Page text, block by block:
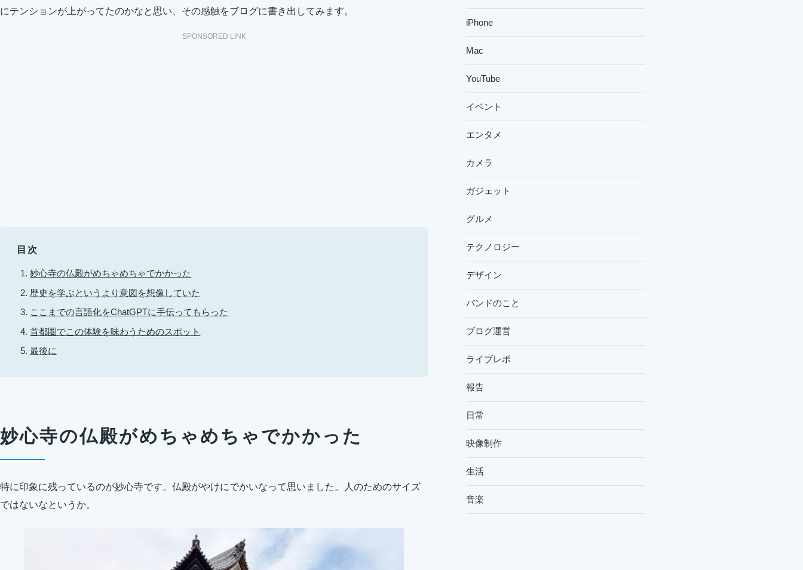
にテンションが上がってたのかなと思い、その感触をブログに書き出してみます。
SPONSORED LINK
目次
妙心寺の仏殿がめちゃめちゃでかかった
歴史を学ぶというより意図を想像していた
ここまでの言語化をChatGPTに手伝ってもらった
首都圏でこの体験を味わうためのスポット
最後に
妙心寺の仏殿がめちゃめちゃでかかった
特に印象に残っているのが妙心寺です。仏殿がやけにでかいなって思いました。人のためのサイズ
ではないなというか。
iPhone
Mac
YouTube
イベント
エンタメ
カメラ
ガジェット
グルメ
テクノロジー
デザイン
バンドのこと
ブログ運営
ライブレポ
報告
日常
映像制作
生活
音楽